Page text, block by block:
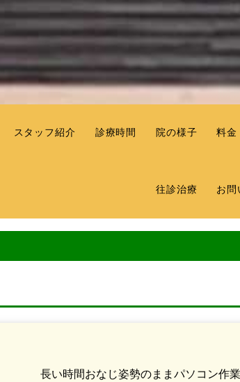
スタッフ紹介 診療時間 院の様子 料金
往診治療 お問
長い時間おなじ姿勢のままパソコン作